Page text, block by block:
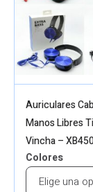
Auriculares
Manos Libres
Vincha –
Colores